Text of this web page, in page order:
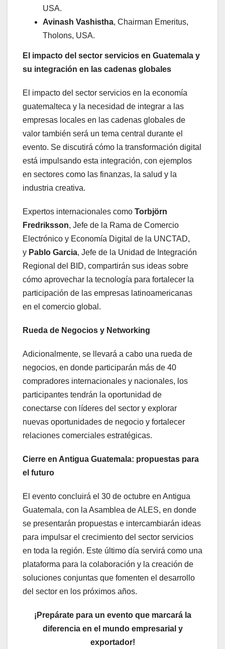
USA.
Avinash Vashistha, Chairman Emeritus,
Tholons, USA.
El impacto del sector servicios en Guatemala y
su integración en las cadenas globales
El impacto del sector servicios en la economía
guatemalteca y la necesidad de integrar a las
empresas locales en las cadenas globales de
valor también será un tema central durante el
evento. Se discutirá cómo la transformación digital
está impulsando esta integración, con ejemplos
en sectores como las finanzas, la salud y la
industria creativa.
Expertos internacionales como Torbjörn
Fredriksson, Jefe de la Rama de Comercio
Electrónico y Economía Digital de la UNCTAD,
y Pablo Garcia, Jefe de la Unidad de Integración
Regional del BID, compartirán sus ideas sobre
cómo aprovechar la tecnología para fortalecer la
participación de las empresas latinoamericanas
en el comercio global.
Rueda de Negocios y Networking
Adicionalmente, se llevará a cabo una rueda de
negocios, en donde participarán más de 40
compradores internacionales y nacionales, los
participantes tendrán la oportunidad de
conectarse con líderes del sector y explorar
nuevas oportunidades de negocio y fortalecer
relaciones comerciales estratégicas.
Cierre en Antigua Guatemala: propuestas para
el futuro
El evento concluirá el 30 de octubre en Antigua
Guatemala, con la Asamblea de ALES, en donde
se presentarán propuestas e intercambiarán ideas
para impulsar el crecimiento del sector servicios
en toda la región. Este último día servirá como una
plataforma para la colaboración y la creación de
soluciones conjuntas que fomenten el desarrollo
del sector en los próximos años.
¡Prepárate para un evento que marcará la
diferencia en el mundo empresarial y
exportador!